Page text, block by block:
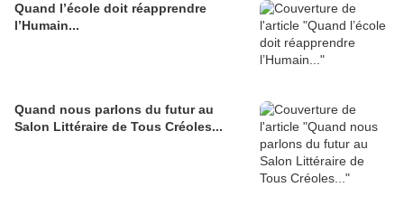
Quand l’école doit réapprendre
l’Humain...
Quand nous parlons du futur au
Salon Littéraire de Tous Créoles...